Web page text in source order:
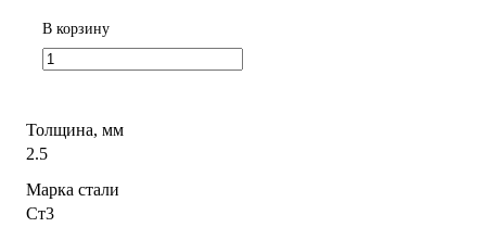
В корзину
Толщина, мм
2.5
Марка стали
Ст3